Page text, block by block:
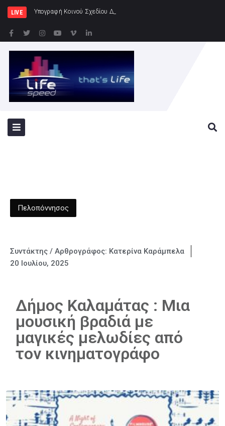
LIVE Υπογραφή Κοινού Σχεδίου Δράσης Ελλάδας – Κύπρου
Πελοπόννησος
Συντάκτης / Αρθρογράφος: Κατερίνα Καράμπελα
20 Ιουλίου, 2025
Δήμος Καλαμάτας : Μια
μουσική βραδιά με
μαγικές μελωδίες από
τον κινηματογράφο